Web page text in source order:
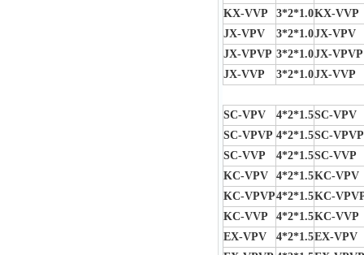
KX-VVP
3*2*1.0KX-VVP
JX-VPV
3*2*1.0JX-VPV
JX-VPVP 3*2*1.0JX-VPVP
JX-VVP
3*2*1.0JX-VVP
SC-VPV 4*2*1.5SC-VPV
SC-VPVP 4*2*1.5SC-VPVP
SC-VVP
4*2*1.5SC-VVP
KC-VPV
4*2*1.5KC-VPV
KC-VPVP4*2*1.5KC-
KC-VVP
4*2*1.5KC-VVP
EX-VPV
4*2*1.5EX-VPV